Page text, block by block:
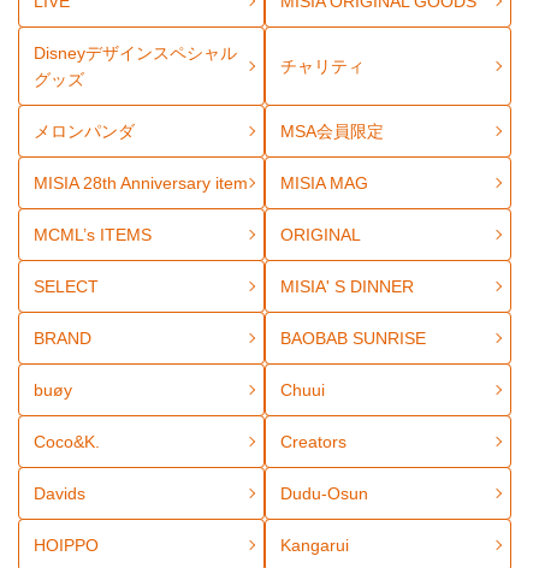
Disneyデザインスペシャル
グッズ
チャリティ
メロンパンダ MSA会員限定
MISIA 28th Anniversary item MISIA MAG
MCML’s ITEMS ORIGINAL
SELECT MISIA' S DINNER
BRAND BAOBAB SUNRISE
buøy Chuui
Coco&K. Creators
Davids Dudu-Osun
HOIPPO Kangarui